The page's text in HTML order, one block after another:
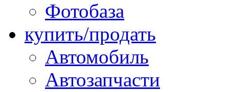
Фотобаза
купить/продать
Автомобиль
Автозапчасти